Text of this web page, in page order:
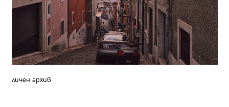
личен архив